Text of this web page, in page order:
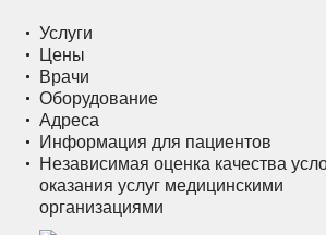
Услуги
Цены
Врачи
Оборудование
Адреса
Информация для пациентов
Независимая оценка качества
оказания услуг медицинскими
организациями